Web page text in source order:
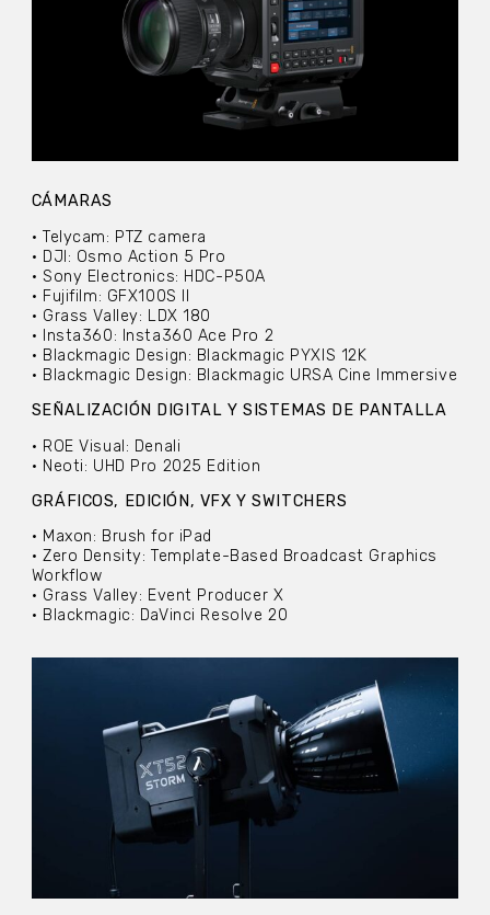
CÁMARAS
• Telycam: PTZ camera
• DJI: Osmo Action 5 Pro
• Sony Electronics: HDC-P50A
• Fujifilm: GFX100S II
• Grass Valley: LDX 180
• Insta360: Insta360 Ace Pro 2
• Blackmagic Design: Blackmagic PYXIS 12K
• Blackmagic Design: Blackmagic URSA Cine Immersive
SEÑALIZACIÓN DIGITAL Y SISTEMAS DE PANTALLA
• ROE Visual: Denali
• Neoti: UHD Pro 2025 Edition
GRÁFICOS, EDICIÓN, VFX Y SWITCHERS
• Maxon: Brush for iPad
• Zero Density: Template-Based Broadcast Graphics
Workflow
• Grass Valley: Event Producer X
• Blackmagic: DaVinci Resolve 20